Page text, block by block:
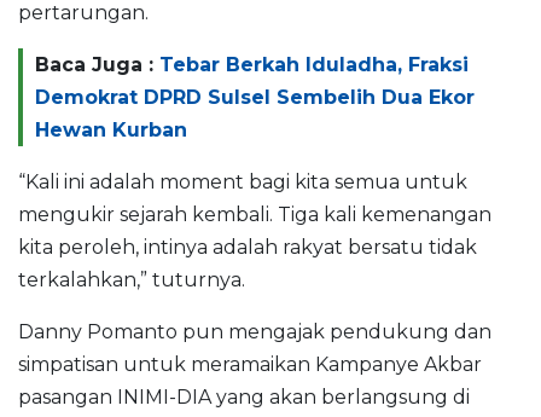
pertarungan.
Baca Juga : Tebar Berkah Iduladha, Fraksi
Demokrat DPRD Sulsel Sembelih Dua Ekor
Hewan Kurban
“Kali ini adalah moment bagi kita semua untuk
mengukir sejarah kembali. Tiga kali kemenangan
kita peroleh, intinya adalah rakyat bersatu tidak
terkalahkan,” tuturnya.
Danny Pomanto pun mengajak pendukung dan
simpatisan untuk meramaikan Kampanye Akbar
pasangan INIMI-DIA yang akan berlangsung di